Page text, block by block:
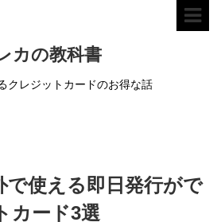
カの教科書
クレジットカードのお得な話
で使える即日発行がで
カード3選